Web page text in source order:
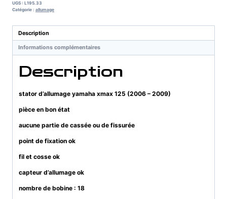
yamaha
125
(2006
UGS : L195.33
Catégorie : allumage
Description
Informations complémentaires
Description
stator d’allumage yamaha xmax 125 (2006 – 2009)
pièce en bon état
aucune partie de cassée ou de fissurée
point de fixation ok
fil et cosse ok
capteur d’allumage ok
nombre de bobine : 18